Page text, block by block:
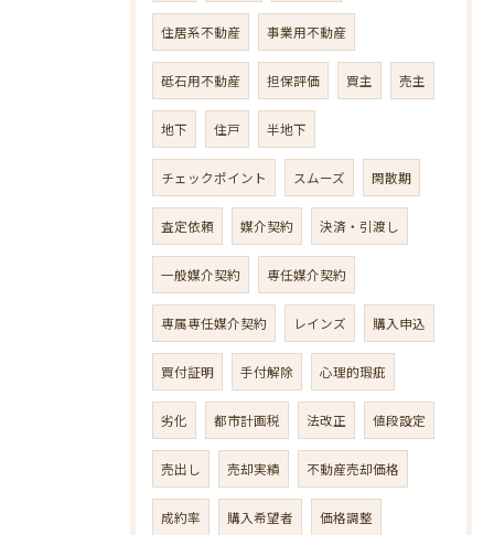
住居系不動産 事業用不動産
砥石用不動産 担保評価 買主 売主
地下 住戸 半地下
チェックポイント スムーズ 閑散期
査定依頼 媒介契約 決済・引渡し
一般媒介契約 専任媒介契約
専属専任媒介契約 レインズ 購入申込
買付証明 手付解除 心理的瑕疵
劣化 都市計画税 法改正 値段設定
売出し 売却実績 不動産売却価格
成約率 購入希望者 価格調整